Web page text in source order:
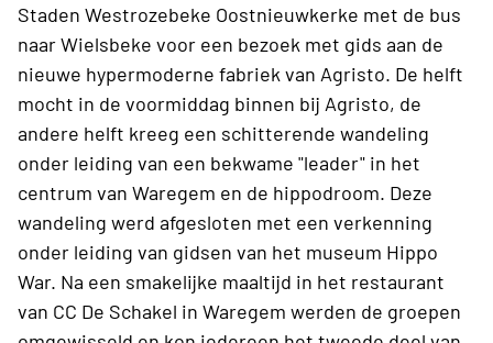
Staden Westrozebeke Oostnieuwkerke met de bus
naar Wielsbeke voor een bezoek met gids aan de
nieuwe hypermoderne fabriek van Agristo. De helft
mocht in de voormiddag binnen bij Agristo, de
andere helft kreeg een schitterende wandeling
onder leiding van een bekwame "leader" in het
centrum van Waregem en de hippodroom. Deze
wandeling werd afgesloten met een verkenning
onder leiding van gidsen van het museum Hippo
War. Na een smakelijke maaltijd in het restaurant
van CC De Schakel in Waregem werden de groepen